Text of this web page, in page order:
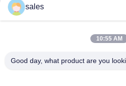
Быстрый контакт
Комната 1301, корпус B,
sales
10:55 AM
Good day, what product are you